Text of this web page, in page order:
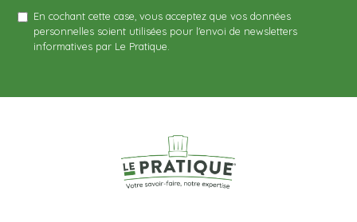
En cochant cette case, vous acceptez que vos données
personnelles soient utilisées pour l'envoi de newsletters
informatives par Le Pratique.